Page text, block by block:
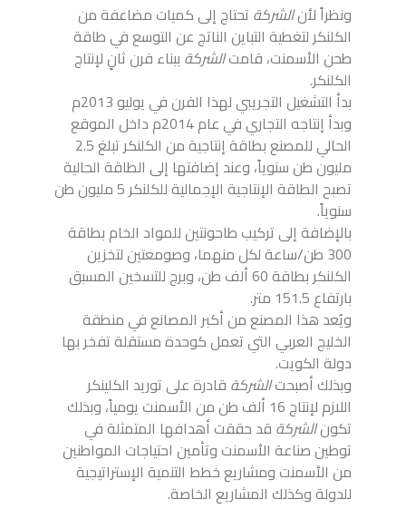
ونظراً لأنالشركة تحتاج إلى كميات مضاعفة من
الكلنكر لتغطية التباين الناتج عن التوسع في طاقة
طحن الأسمنت، قامتالشركة ببناء فرن ثانٍ لإنتاج
الكلنكر.
بدأ التشغيل التجريبي لهذا الفرن في يوليو 2013م
وبدأ إنتاجه التجاري في عام 2014م داخل الموقع
الحالي للمصنع بطاقة إنتاجية من الكلنكر تبلغ 2.5
مليون طن سنوياً، وعند إضافتها إلى الطاقة الحالية
تصبح الطاقة الإنتاجية الإجمالية للكلنكر 5 مليون طن
سنوياً.
بالإضافة إلى تركيب طاحونتين للمواد الخام بطاقة
300 طن/ساعة لكل منهما، وصومعتين لتخزين
الكلنكر بطاقة 60 ألف طن، وبرج للتسخين المسبق
بارتفاع 151.5 متر.
ويُعد هذا المصنع من أكبر المصانع في منطقة
الخليج العربي التي تعمل كوحدة مستقلة تفخر بها
دولة الكويت.
وبذلك أصبحتالشركة قادرة على توريد الكلينكر
اللازم لإنتاج 16 ألف طن من الأسمنت يومياً، وبذلك
تكونالشركة قد حققت أهدافها المتمثلة في
توطين صناعة الأسمنت وتأمين احتياجات المواطنين
من الأسمنت ومشاريع خطط التنمية الإستراتيجية
للدولة وكذلك المشاريع الخاصة.